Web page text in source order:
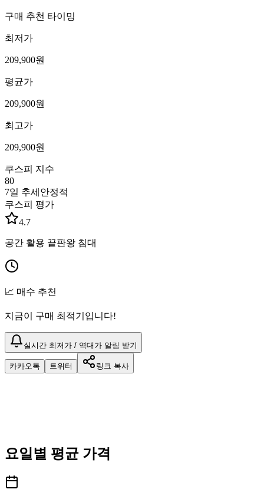
구매 추천 타이밍
최저가
209,900원
평균가
209,900원
최고가
209,900원
쿠스피 지수
80
7일 추세 안정적
쿠스피 평가
4.7
공간 활용 끝판왕 침대
📈 매수 추천
지금이 구매 최적기입니다!
실시간 최저가 / 역대가 알림 받기
카카오톡 트위터 링크 복사
요일별 평균 가격